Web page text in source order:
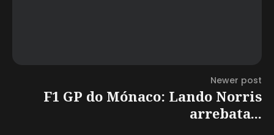
Newer post
F1 GP do Mónaco: Lando Norris
arrebata...